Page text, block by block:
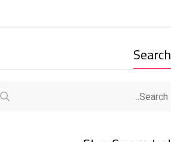
Search